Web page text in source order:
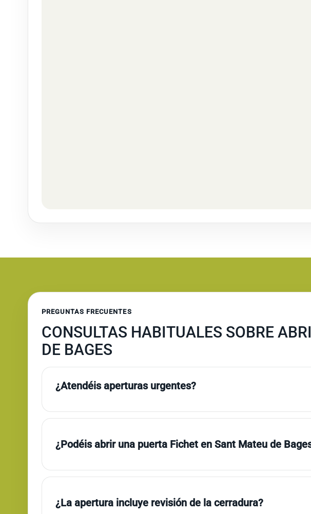
PREGUNTAS FRECUENTES
CONSULTAS HABITUALES SOBRE
DE BAGES
¿Atendéis aperturas urgentes?
¿Podéis abrir una puerta Fichet en Sant Mateu de
¿La apertura incluye revisión de la cerradura?